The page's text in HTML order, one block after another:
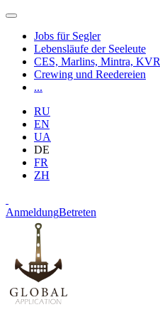
Jobs für Segler
Lebensläufe der Seeleute
CES, Marlins, Mintra, KVR
Crewing und Reedereien
...
RU
EN
UA
DE
FR
ZH
AnmeldungBetreten